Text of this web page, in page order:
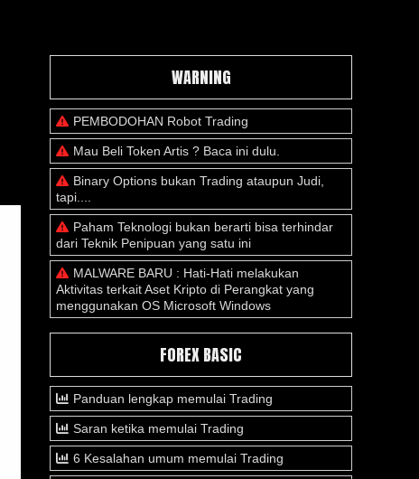
WARNING
PEMBODOHAN Robot Trading
Mau Beli Token Artis ? Baca ini dulu.
Binary Options bukan Trading ataupun Judi,
tapi....
Paham Teknologi bukan berarti bisa terhindar
dari Teknik Penipuan yang satu ini
MALWARE BARU : Hati-Hati melakukan
Aktivitas terkait Aset Kripto di Perangkat yang
menggunakan OS Microsoft Windows
FOREX BASIC
Panduan lengkap memulai Trading
Saran ketika memulai Trading
6 Kesalahan umum memulai Trading